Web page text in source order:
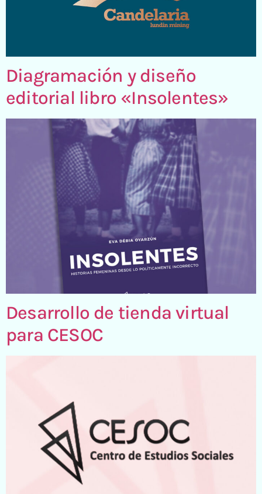
Diagramación y diseño
editorial libro «Insolentes»
Desarrollo de tienda virtual
para CESOC